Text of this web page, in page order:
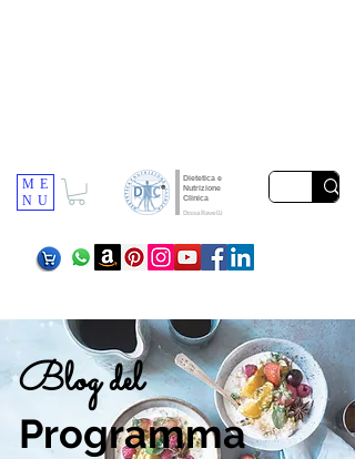
Dietetica e
Nutrizione
Clinica
Dr.ssa Ravelli
ME
NU
Blog del
Programma